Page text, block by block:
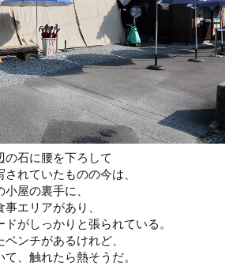
石に腰を下ろして
れていたものの今は、
屋の裏手に、
エリアがあり、
がしっかりと張られている。
ンチがあるけれど、
、触れたら熱そうだ。